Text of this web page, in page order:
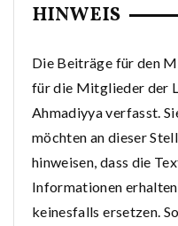
HINWEIS
Die Beiträge für den
für die Mitglieder der
Ahmadiyya verfasst.
möchten an dieser
hinweisen, dass die
Informationen
keinesfalls ersetzen.